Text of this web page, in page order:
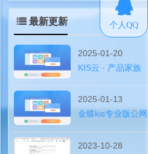
缩解压
最新更新
2025-01-20
KIS云 · 产品家族
2025-01-13
金蝶kis专业版公
2023-10-28
个人QQ